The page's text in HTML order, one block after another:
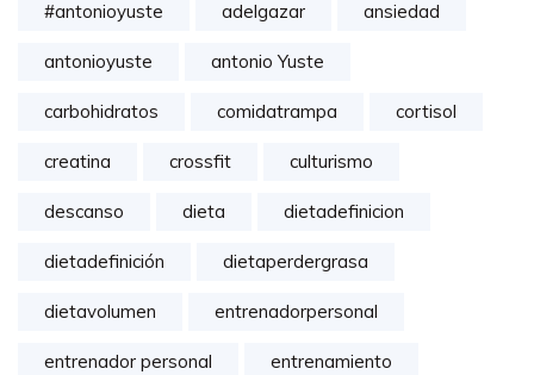
#antonioyuste adelgazar ansiedad
antonioyuste antonio Yuste
carbohidratos comidatrampa cortisol
creatina crossfit culturismo
descanso dieta dietadefinicion
dietadefinición dietaperdergrasa
dietavolumen entrenadorpersonal
entrenador personal entrenamiento